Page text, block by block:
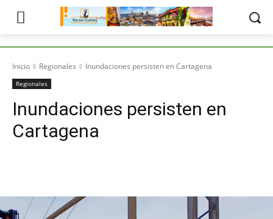
Inicio Regionales Inundaciones persisten en Cartagena
Regionales
Inundaciones persisten en
Cartagena